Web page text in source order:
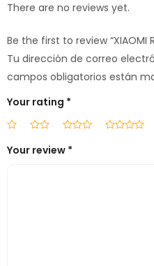
There are no reviews yet.
Be the first to review “XIAOMI
Tu dirección de correo
campos obligatorios están
Your rating *
Your review *